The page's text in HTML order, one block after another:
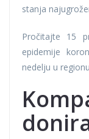
stanja
Pročitajte 15
epidemije
nedelju u